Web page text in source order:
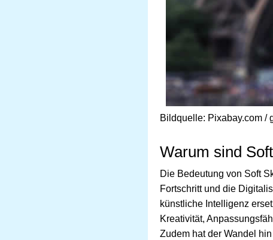
Bildquelle: Pixabay.com /
Warum sind
Die Bedeutung von Soft
Fortschritt und die
künstliche Intelligenz
Kreativität,
Zudem hat der Wandel